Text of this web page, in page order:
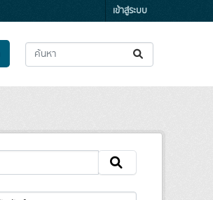
เข้าสู่ระบบ